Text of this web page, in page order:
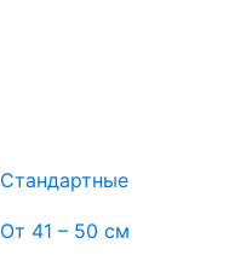
Стандартные
От 41 – 50 см